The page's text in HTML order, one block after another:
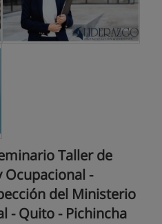
Taller de
Ocupacional -
del Ministerio
- Quito - Pichincha